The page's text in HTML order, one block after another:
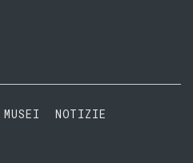
MUSEI
NOTIZIE